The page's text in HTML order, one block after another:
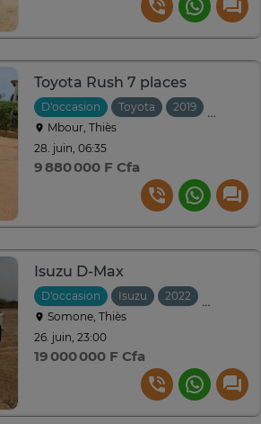
Toyota Rush 7 places
D'occasion Toyota 2019
Mbour, Thiès
28. juin, 06:35
9 880 000 F Cfa
Isuzu D-Max
D'occasion Isuzu 2022
Somone, Thiès
26. juin, 23:00
19 000 000 F Cfa